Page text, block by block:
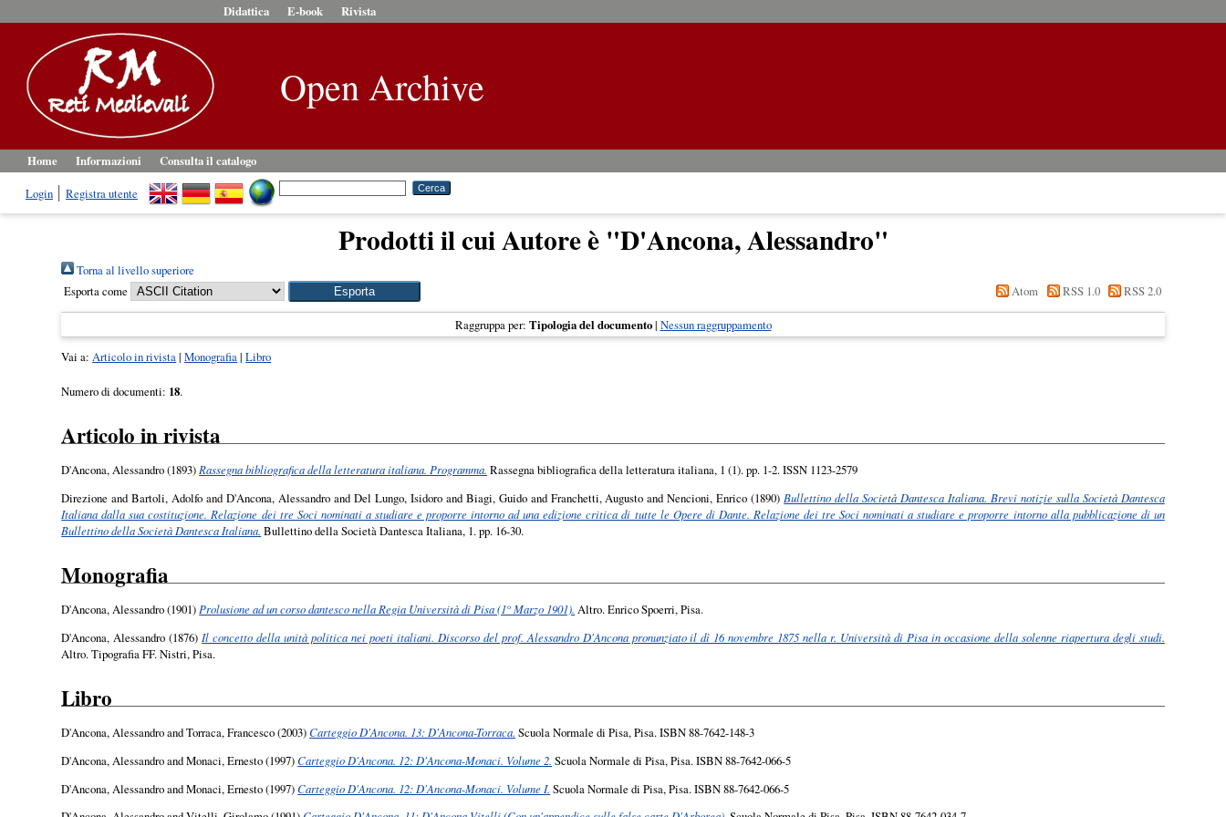
Didattica E-book Rivista
Open Archive
Home Informazioni
Consulta il catalogo
Login
Registra utente
Prodotti il cui Autore è "D'Ancona, Alessandro"
Torna al livello superiore
Esporta come
Atom RSS 1.0 RSS 2.0
Raggruppa per: Tipologia del documento| Nessun raggruppamento
Vai a:Articolo in rivista|Monografia|Libro
Numero di documenti: 18.
Articolo in rivista
D'Ancona, Alessandro(1893)Rassegna bibliografica della letteratura italiana. Programma. Rassegna bibliografica della letteratura italiana, 1 (1). pp. 1-2. ISSN 1123-2579
Direzione andBartoli, Adolfo and D'Ancona, Alessandroand Del Lungo, Isidoroand Biagi, Guidoand Franchetti, Augusto andNencioni, Enrico (1890)Bullettino della Società Dantesca Italiana. Brevi notizie sulla Società Dantesca
Italiana dalla sua costituzione. Relazione dei tre Soci nominati a studiare e proporre intorno ad una edizione critica di tutte le Opere di Dante. Relazione dei tre Soci nominati a studiare e proporre intorno alla pubblicazione di un
Bullettino della Società Dantesca Italiana. Bullettino della Società Dantesca Italiana, 1. pp. 16-30.
Monografia
D'Ancona, Alessandro(1901)Prolusione ad un corso dantesco nella Regia Università di Pisa (1° Marzo 1901). Altro. Enrico Spoerri, Pisa.
D'Ancona, Alessandro (1876)Il concetto della unità politica nei poeti italiani. Discorso del prof. Alessandro D'Ancona pronunziato il dì 16 novembre 1875 nella r. Università di Pisa in occasione della solenne riapertura degli studi.
Altro. Tipografia FF. Nistri, Pisa.
Libro
D'Ancona, AlessandroandTorraca, Francesco(2003)Carteggio D'Ancona. 13: D'Ancona-Torraca. Scuola Normale di Pisa, Pisa. ISBN 88-7642-148-3
D'Ancona, AlessandroandMonaci, Ernesto(1997)Carteggio D'Ancona. 12: D'Ancona-Monaci. Volume 2. Scuola Normale di Pisa, Pisa. ISBN 88-7642-066-5
D'Ancona, AlessandroandMonaci, Ernesto(1997)Carteggio D'Ancona. 12: D'Ancona-Monaci. Volume I. Scuola Normale di Pisa, Pisa. ISBN 88-7642-066-5